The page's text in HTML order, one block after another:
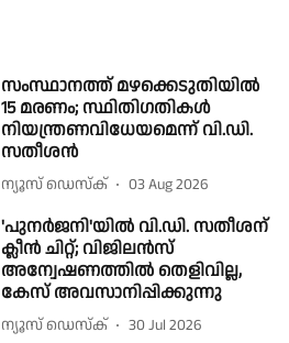
സംസ്ഥാനത്ത് മഴക്കെടുതിയിൽ
15 മരണം; സ്ഥിതിഗതികൾ
നിയന്ത്രണവിധേയമെന്ന് വി.ഡി.
സതീശൻ
ന്യൂസ് ഡെസ്ക് 03 Aug 2026
'പുനർജനി'യില്‍ വി.ഡി. സതീശന്
ക്ലീന്‍ ചിറ്റ്; വിജിലൻസ്
അന്വേഷണത്തിൽ തെളിവില്ല,
കേസ് അവസാനിപ്പിക്കുന്നു
ന്യൂസ് ഡെസ്ക് 30 Jul 2026